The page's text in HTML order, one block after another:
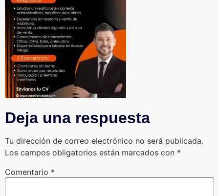
Deja una respuesta
Tu dirección de correo electrónico no será publicada.
Los campos obligatorios están marcados con *
Comentario *